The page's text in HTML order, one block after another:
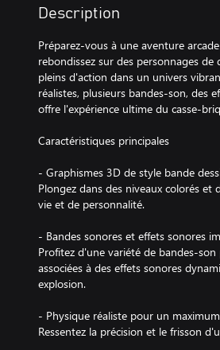
Description
Préparez-vous à une aventure
rebondissez sur des personnages
pleins d'action dans un univers
réalistes, plusieurs bandes-son, des
offre l'expérience ultime du casse-
Caractéristiques principales
- Graphismes 3D de style bande
Plongez dans des niveaux colorés
vie et de personnalité.
- Bandes sonores et effets sonores
Profitez d'une variété de bandes-
associées à des effets sonores
explosion.
- Physique réaliste pour un
Ressentez la précision et le frisson